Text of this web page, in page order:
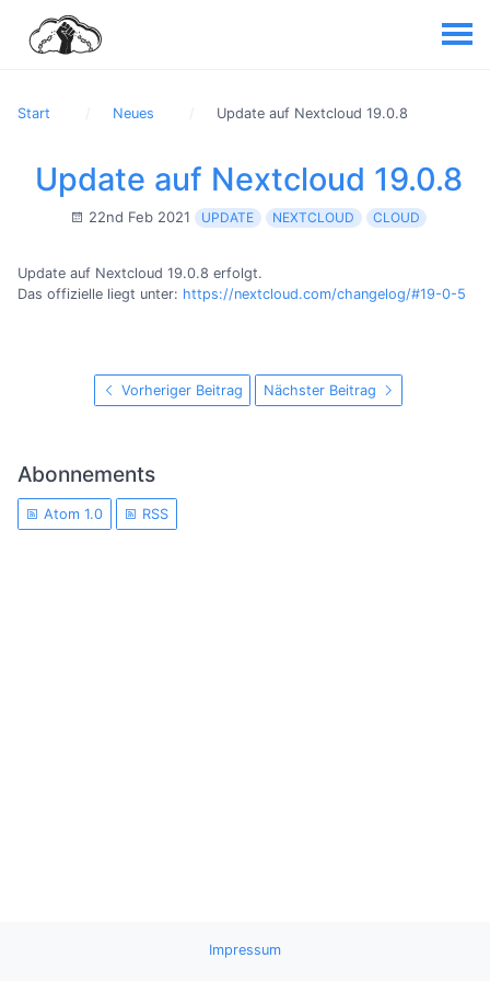
Start Neues Update auf Nextcloud 19.0.8
Update auf Nextcloud 19.0.8
22nd Feb 2021 UPDATE NEXTCLOUD CLOUD
Update auf Nextcloud 19.0.8 erfolgt.
Das offizielle liegt unter: https://nextcloud.com/changelog/#19-0-5
Vorheriger Beitrag Nächster Beitrag
Abonnements
Atom 1.0 RSS
Impressum